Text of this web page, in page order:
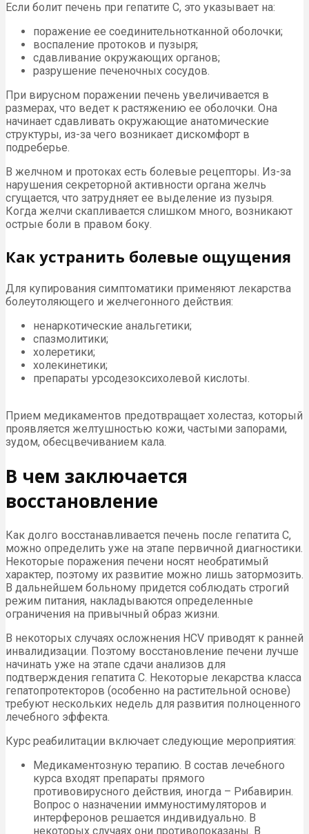
Если болит печень при гепатите С, это указывает на:
поражение ее соединительнотканной оболочки;
воспаление протоков и пузыря;
сдавливание окружающих органов;
разрушение печеночных сосудов.
При вирусном поражении печень увеличивается в
размерах, что ведет к растяжению ее оболочки. Она
начинает сдавливать окружающие анатомические
структуры, из-за чего возникает дискомфорт в
подреберье.
В желчном и протоках есть болевые рецепторы. Из-за
нарушения секреторной активности органа желчь
сгущается, что затрудняет ее выделение из пузыря.
Когда желчи скапливается слишком много, возникают
острые боли в правом боку.
Как устранить болевые ощущения
Для купирования симптоматики применяют лекарства
болеутоляющего и желчегонного действия:
ненаркотические анальгетики;
спазмолитики;
холеретики;
холекинетики;
препараты урсодезоксихолевой кислоты.
Прием медикаментов предотвращает холестаз, который
проявляется желтушностью кожи, частыми запорами,
зудом, обесцвечиванием кала.
В чем заключается
восстановление
Как долго восстанавливается печень после гепатита С,
можно определить уже на этапе первичной диагностики.
Некоторые поражения печени носят необратимый
характер, поэтому их развитие можно лишь затормозить.
В дальнейшем больному придется соблюдать строгий
режим питания, накладываются определенные
ограничения на привычный образ жизни.
В некоторых случаях осложнения HCV приводят к ранней
инвалидизации. Поэтому восстановление печени лучше
начинать уже на этапе сдачи анализов для
подтверждения гепатита С. Некоторые лекарства класса
гепатопротекторов (особенно на растительной основе)
требуют нескольких недель для развития полноценного
лечебного эффекта.
Курс реабилитации включает следующие мероприятия:
Медикаментозную терапию. В состав лечебного
курса входят препараты прямого
противовирусного действия, иногда – Рибавирин.
Вопрос о назначении иммуностимуляторов и
интерферонов решается индивидуально. В
некоторых случаях они противопоказаны. В